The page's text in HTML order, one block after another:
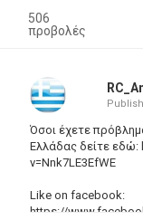
506
προβολές
Όσοι έχετε
Ελλάδας δείτε
v=Nnk7LE3EfWE
Like on facebook:
https://